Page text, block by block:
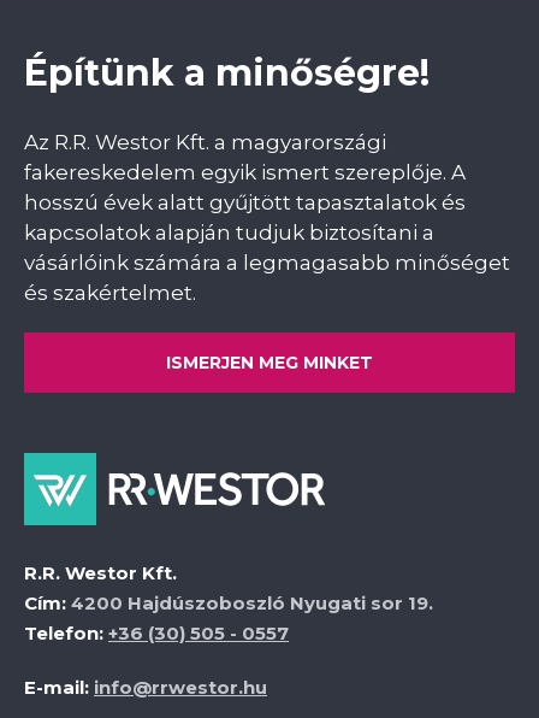
Építünk a minőségre!
Az R.R. Westor Kft. a magyarországi
fakereskedelem egyik ismert szereplője. A
hosszú évek alatt gyűjtött tapasztalatok és
kapcsolatok alapján tudjuk biztosítani a
vásárlóink számára a legmagasabb minőséget
és szakértelmet.
ISMERJEN MEG MINKET
R.R. Westor Kft.
Cím: 4200 Hajdúszoboszló Nyugati sor 19.
Telefon: +36 (30) 505 - 0557
E-mail: info@rrwestor.hu